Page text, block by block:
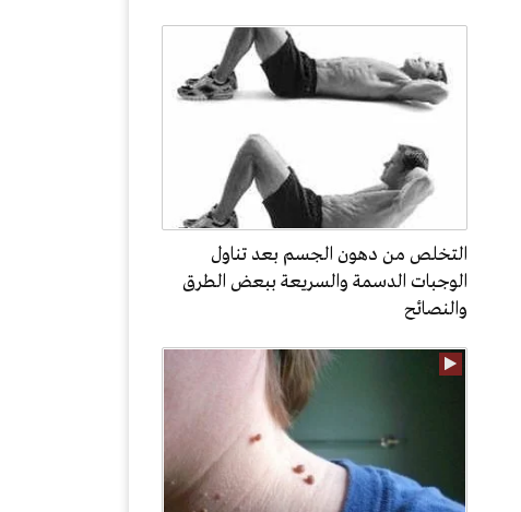
التخلص من دهون الجسم بعد تناول
الوجبات الدسمة والسريعة ببعض الطرق
والنصائح